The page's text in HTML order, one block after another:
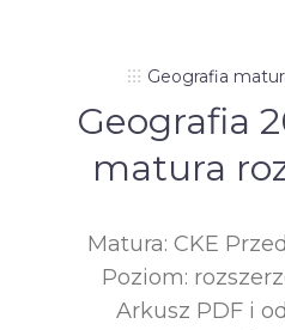
Geografia
Geografia
matura
Matura: CKE
Poziom:
Arkusz PDF i